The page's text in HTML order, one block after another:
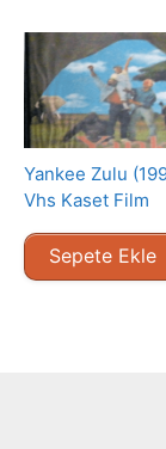
Yankee Zulu
Vhs Kaset Film
Sepete Ekle